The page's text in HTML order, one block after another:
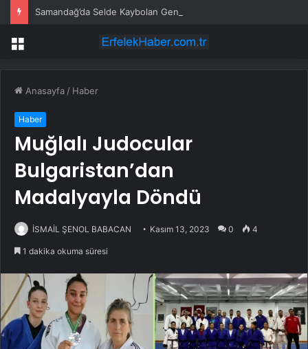
Samandağ’da Selde Kaybolan Genç Bulundu
Menü
Anasayfa / Haber
Haber
Muğlalı Judocular
Bulgaristan’dan
Madalyayla Döndü
İSMAİL ŞENOL BABACAN Kasım 13, 2023 0 4
1 dakika okuma süresi